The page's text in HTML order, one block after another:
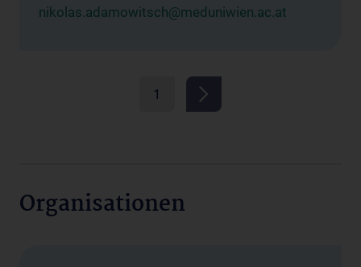
nikolas.adamowitsch@meduniwien.ac.at
1
Organisationen